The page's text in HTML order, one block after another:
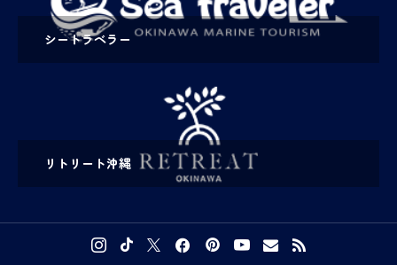
シートラベラー
リトリート沖縄